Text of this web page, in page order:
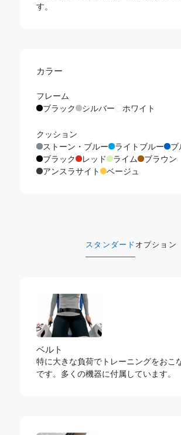
す。
カラー
フレーム
ブラック
シルバー ホワイト
クッション
ストーン・ブルー
ライトブルー
ブ
ブラック
レッド ライム
ブラウン
アンスラサイト
ベージュ
スタンダード オプション
ベルト
特に大きな負荷でトレーニングをおこ
です。多くの機器に付属しています。